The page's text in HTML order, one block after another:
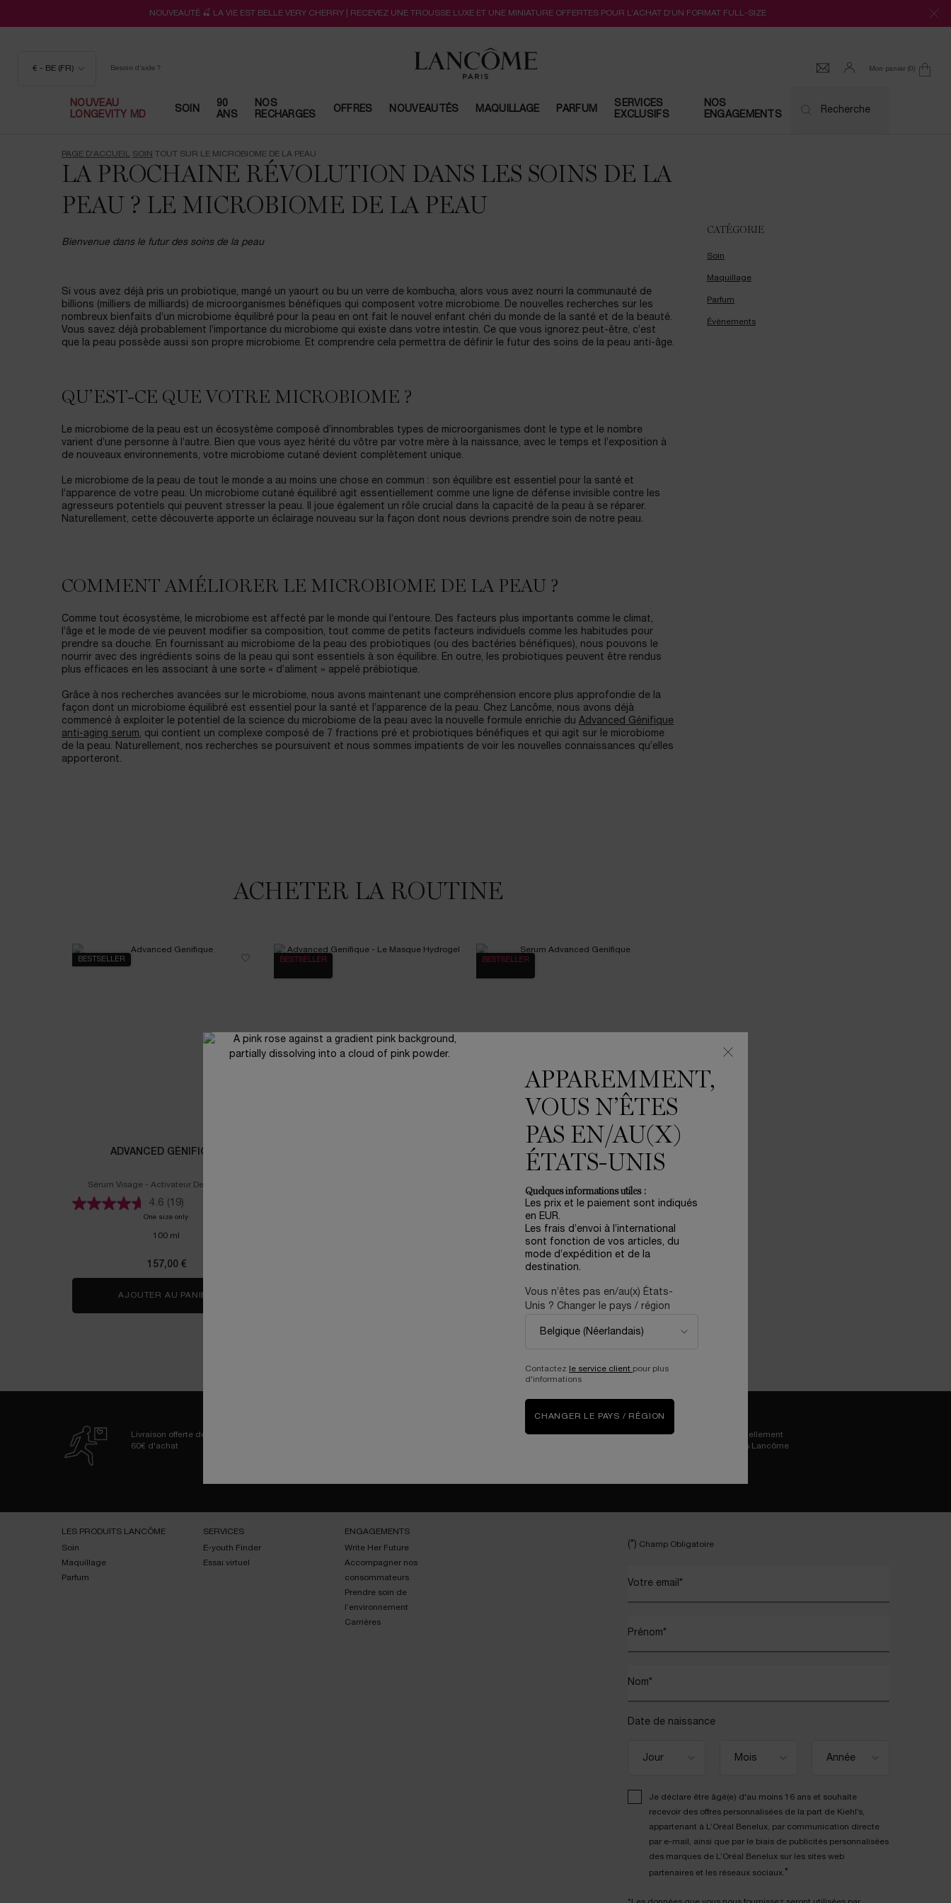
NOUVEAUTÉ 🍒 LA VIE EST BELLE VERY CHERRY | RECEVEZ UNE TROUSSE LUXE ET UNE MINIATURE OFFERTES POUR L’ACHAT D’UN FORMAT FULL-SIZE
€ - BE (FR) Besoin d'aide ? Mon panier 0
0 produit
NOUVEAU
LONGEVITY MD
SOIN
90
ANS
NOS
RECHARGES
OFFRES NOUVEAUTÉS MAQUILLAGE PARFUM
SERVICES
EXCLUSIFS
NOS
ENGAGEMENTS
Recherche
PAGE D’ACCUEIL
SOIN TOUT SUR LE MICROBIOME DE LA PEAU
LA PROCHAINE RÉVOLUTION DANS LES SOINS DE LA
PEAU ? LE MICROBIOME DE LA PEAU
Bienvenue dans le futur des soins de la peau
Si vous avez déjà pris un probiotique, mangé un yaourt ou bu un verre de kombucha, alors vous avez nourri la communauté de
billions (milliers de milliards) de microorganismes bénéfiques qui composent votre microbiome. De nouvelles recherches sur les
nombreux bienfaits d’un microbiome équilibré pour la peau en ont fait le nouvel enfant chéri du monde de la santé et de la beauté.
Vous savez déjà probablement l’importance du microbiome qui existe dans votre intestin. Ce que vous ignorez peut-être, c’est
que la peau possède aussi son propre microbiome. Et comprendre cela permettra de définir le futur des soins de la peau anti-âge.
QU’EST-CE QUE VOTRE MICROBIOME ?
Le microbiome de la peau est un écosystème composé d’innombrables types de microorganismes dont le type et le nombre
varient d’une personne à l’autre. Bien que vous ayez hérité du vôtre par votre mère à la naissance, avec le temps et l’exposition à
de nouveaux environnements, votre microbiome cutané devient complètement unique.
Le microbiome de la peau de tout le monde a au moins une chose en commun : son équilibre est essentiel pour la santé et
l’apparence de votre peau. Un microbiome cutané équilibré agit essentiellement comme une ligne de défense invisible contre les
agresseurs potentiels qui peuvent stresser la peau. Il joue également un rôle crucial dans la capacité de la peau à se réparer.
Naturellement, cette découverte apporte un éclairage nouveau sur la façon dont nous devrions prendre soin de notre peau.
COMMENT AMÉLIORER LE MICROBIOME DE LA PEAU ?
Comme tout écosystème, le microbiome est affecté par le monde qui l’entoure. Des facteurs plus importants comme le climat,
l’âge et le mode de vie peuvent modifier sa composition, tout comme de petits facteurs individuels comme les habitudes pour
prendre sa douche. En fournissant au microbiome de la peau des probiotiques (ou des bactéries bénéfiques), nous pouvons le
nourrir avec des ingrédients soins de la peau qui sont essentiels à son équilibre. En outre, les probiotiques peuvent être rendus
plus efficaces en les associant à une sorte « d’aliment » appelé prébiotique.
Grâce à nos recherches avancées sur le microbiome, nous avons maintenant une compréhension encore plus approfondie de la
façon dont un microbiome équilibré est essentiel pour la santé et l’apparence de la peau. Chez Lancôme, nous avons déjà
commencé à exploiter le potentiel de la science du microbiome de la peau avec la nouvelle formule enrichie du Advanced Génifique
anti-aging serum, qui contient un complexe composé de 7 fractions pré et probiotiques bénéfiques et qui agit sur le microbiome
de la peau. Naturellement, nos recherches se poursuivent et nous sommes impatients de voir les nouvelles connaissances qu’elles
apporteront.
ACHETER LA ROUTINE
BESTSELLER
ADVANCED GÉNIFIQUE
Sérum Visage - Activateur De Jeunesse
4.6 (19)
One size only
100 ml
157,00 €
AJOUTER AU PANIER
BESTSELLER
LORSQUE LE/LA ADVANCED GÉNIFIQUE - LE MASQUE HYDROGEL EST DISPONIBLE
BESTSELLER
SÉRUM ADVANCED GÉNIFIQUE LIGHT
PEARL
Activateur de jeunesse concentré yeux & cils
EN RUPTURE DE STOCK
CATÉGORIE
Soin
Maquillage
Parfum
Évènements
Livraison offerte dès
60€ d'achat
Essayez virtuellement
les iconiques Lancôme
LES PRODUITS LANCÔME
Soin
Maquillage
Parfum
SERVICES
E-youth Finder
Essai virtuel
ENGAGEMENTS
Write Her Future
Accompagner nos
consommateurs
Prendre soin de
l’environnement
Carrières
(*) Champ Obligatoire
Votre email *
Prénom*
Nom*
Date de naissance
Je déclare être âgé(e) d'au moins 16 ans et souhaite
recevoir des offres personnalisées de la part de Kiehl’s,
appartenant à L’Oréal Benelux, par communication directe
par e-mail, ainsi que par le biais de publicités personnalisées
des marques de L’Oréal Benelux sur les sites web
partenaires et les réseaux sociaux. *
APPAREMMENT,
VOUS N’ÊTES
PAS EN/AU(X)
ÉTATS-UNIS
Quelques informations utiles :
Les prix et le paiement sont indiqués
en EUR.
Les frais d’envoi à l’international
sont fonction de vos articles, du
mode d’expédition et de la
destination.
Vous n’êtes pas en/au(x) États-
Unis ? Changer le pays / région
Contactez le service client pour plus
d'informations
CHANGER LE PAYS / RÉGION